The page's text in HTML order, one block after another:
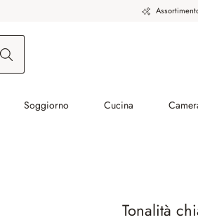
Soggiorno Cucina
Tonalità